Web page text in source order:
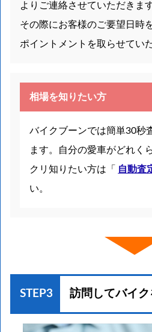
よりご連絡させていただきます
その際にお客様のご要望日時
ポイントメントを取らせてい
相場を知りたい方
バイクブーンでは簡単30秒
ます。自分の愛車がどれく
クリ知りたい方は「
自動査
い。
STEP3 訪問してバイク